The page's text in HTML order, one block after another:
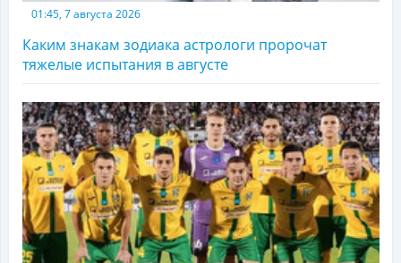
01:45, 7 августа 2026
Каким знакам зодиака астрологи пророчат
тяжелые испытания в августе